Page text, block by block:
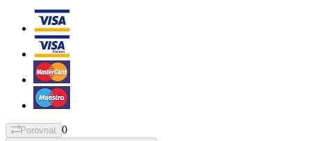
Porovnat 0